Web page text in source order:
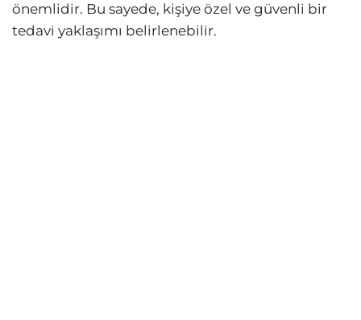
önemlidir. Bu sayede, kişiye özel ve güvenli bir
tedavi yaklaşımı belirlenebilir.